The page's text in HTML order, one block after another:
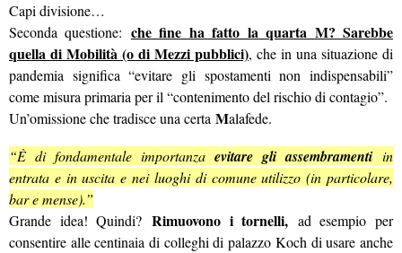
Capi divisione…
Seconda questione: che fine ha fatto la quarta M? Sarebbe
quella di Mobilità (o di Mezzi pubblici), che in una situazione di
pandemia significa “evitare gli spostamenti non indispensabili”
come misura primaria per il “contenimento del rischio di contagio”.
Un’omissione che tradisce una certa Malafede.
“È di fondamentale importanzaevitare gli assembramenti in
entrata e in uscita e nei luoghi di comune utilizzo (in particolare,
bar e mense).”
Grande idea! Quindi? Rimuovono i tornelli, ad esempio per
consentire alle centinaia di colleghi di palazzo Koch di usare anche